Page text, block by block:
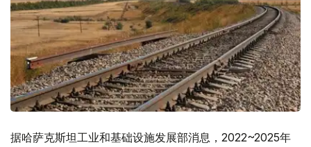
据哈萨克斯坦工业和基础设施发展部消息，2022~2025年